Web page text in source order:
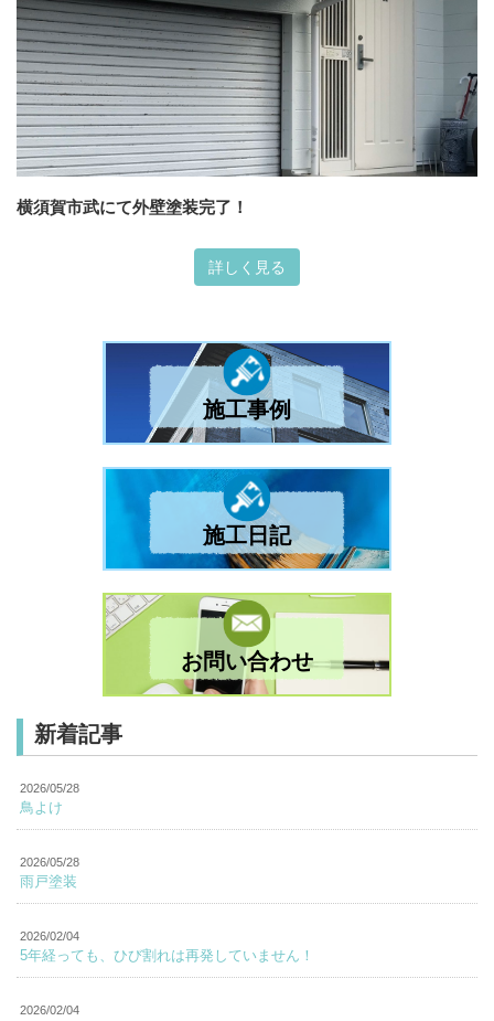
横須賀市武にて外壁塗装完了！
詳しく見る
施工事例
施工日記
お問い合わせ
新着記事
2026/05/28
鳥よけ
2026/05/28
雨戸塗装
2026/02/04
5年経っても、ひび割れは再発していません！
2026/02/04